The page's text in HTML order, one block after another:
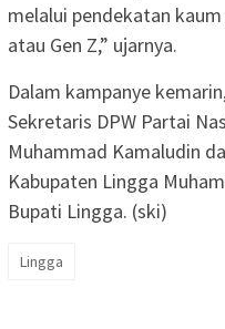
melalui pendekatan
atau Gen Z,” ujarnya.
Dalam kampanye
Sekretaris DPW Partai
Muhammad Kamaludin
Kabupaten Lingga
Bupati Lingga. (ski)
Lingga